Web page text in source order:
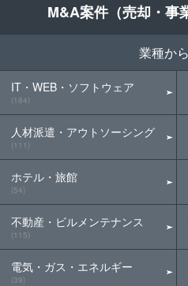
M&A案件（売却・事
業種か
IT・WEB・ソフトウェア
(184)
人材派遣・アウトソーシング
(111)
ホテル・旅館
(54)
不動産・ビルメンテナンス
(115)
電気・ガス・エネルギー
(39)